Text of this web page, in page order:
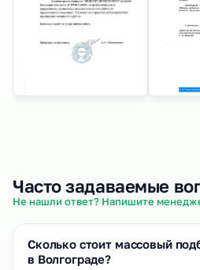
Часто задаваемые
Не нашли ответ? Напишите
Сколько стоит массовый
в Волгограде?